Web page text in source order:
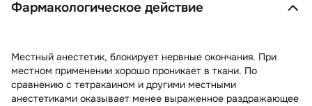
Фармакологическое действие
Местный анестетик, блокирует нервные окончания. При
местном применении хорошо проникает в ткани. По
сравнению с тетракаином и другими местными
анестетиками оказывает менее выраженное раздражающее